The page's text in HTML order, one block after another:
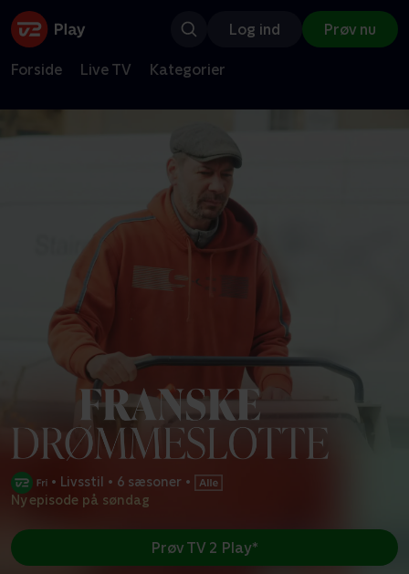
Log ind Prøv nu
Forside Live TV Kategorier
• Livsstil • 6 sæsoner •
Ny episode på søndag
Prøv TV 2 Play*